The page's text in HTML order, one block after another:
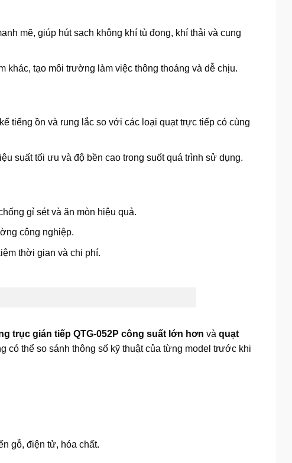
mẽ, giúp hút sạch không khí tù đọng, khí thải và cung
khác, tạo môi trường làm việc thông thoáng và dễ chịu.
tiếng ồn và rung lắc so với các loại quạt trực tiếp có cùng
suất tối ưu và độ bền cao trong suốt quá trình sử dụng.
gỉ sét và ăn mòn hiệu quả.
công nghiệp.
thời gian và chi phí.
trục gián tiếp QTG-052P công suất lớn hơn và quạt
có thể so sánh thông số kỹ thuật của từng model trước khi
gỗ, điện tử, hóa chất.